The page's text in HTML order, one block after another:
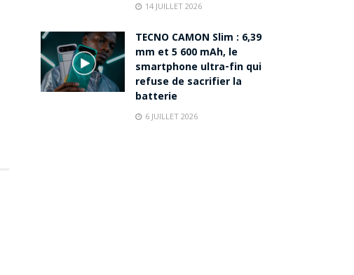
14 JUILLET 2026
TECNO CAMON Slim : 6,39
mm et 5 600 mAh, le
smartphone ultra-fin qui
refuse de sacrifier la
batterie
6 JUILLET 2026